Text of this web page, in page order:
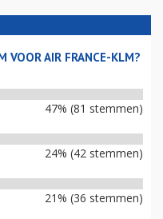
VOOR AIR FRANCE-KLM?
47% (81 stemmen)
24% (42 stemmen)
21% (36 stemmen)